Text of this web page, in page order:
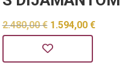
2.480,00€ Izvorna
cijena
bila
1.594,00 €